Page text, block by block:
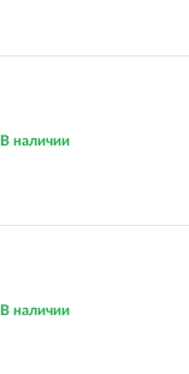
В наличии
В наличии